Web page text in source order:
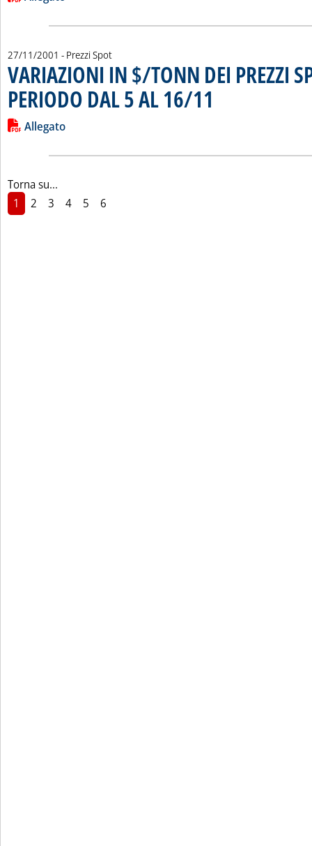
27/11/2001 - Prezzi Spot
VARIAZIONI IN $/TONN DEI PREZZI
PERIODO DAL 5 AL 16/11
Leggi tutta la notizia: 'VARIAZIONI IN $/TONN DEI PREZZI
Lista allegati PDF alla notizia
Allegato
Torna su...
1
2 3 4 5 6